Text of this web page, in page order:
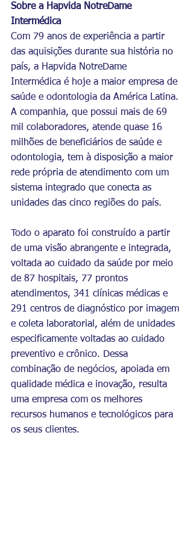
Sobre a Hapvida NotreDame
Intermédica
Com 79 anos de experiência a partir
das aquisições durante sua história no
país, a Hapvida NotreDame
Intermédica é hoje a maior empresa de
saúde e odontologia da América Latina.
A companhia, que possui mais de 69
mil colaboradores, atende quase 16
milhões de beneficiários de saúde e
odontologia, tem à disposição a maior
rede própria de atendimento com um
sistema integrado que conecta as
unidades das cinco regiões do país.
Todo o aparato foi construído a partir
de uma visão abrangente e integrada,
voltada ao cuidado da saúde por meio
de 87 hospitais, 77 prontos
atendimentos, 341 clínicas médicas e
291 centros de diagnóstico por imagem
e coleta laboratorial, além de unidades
especificamente voltadas ao cuidado
preventivo e crônico. Dessa
combinação de negócios, apoiada em
qualidade médica e inovação, resulta
uma empresa com os melhores
recursos humanos e tecnológicos para
os seus clientes.